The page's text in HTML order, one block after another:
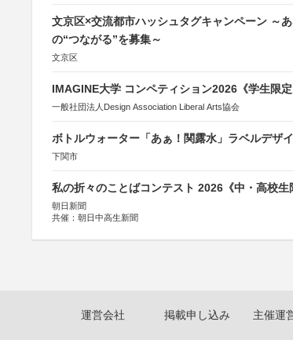
文京区×交流都市ハッシュタグキャンペーン ～
の“つながる”を募集～
文京区
IMAGINE大学 コンペティション2026《学生限定
一般社団法人Design Association Liberal Arts協会
ボトルウォーター「あぁ！関露水」ラベルデザ
下関市
私の折々のことばコンテスト 2026《中・高校生
朝日新聞
共催：朝日中高生新聞
運営会社 掲載申し込み 主催運